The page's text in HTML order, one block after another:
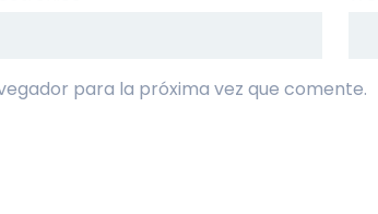
para la próxima vez que comente.